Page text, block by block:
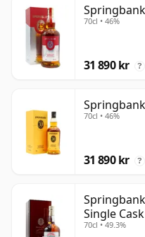
70cl • 46%
31 890 kr ?
70cl • 46%
31 890 kr ?
Single
gammal
70cl • 49.3%